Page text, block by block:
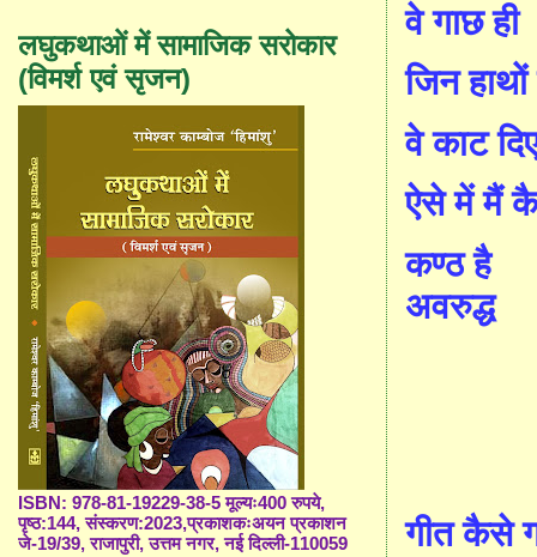
वे गाछ ही
जिन हाथों
वे काट
ऐसे में मैं
कण्ठ है
अवरुद्ध
गीत कैसे
लघुकथाओं में सामाजिक सरोकार
(विमर्श एवं सृजन)
ISBN: 978-81-19229-38-5 मूल्यः400 रुपये,
पृष्ठ:144, संस्करण:2023,प्रकाशकःअयन प्रकाशन
जे-19/39, राजापुरी, उत्तम नगर, नई दिल्ली-110059